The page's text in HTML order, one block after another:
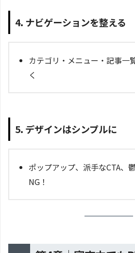
4. ナビゲーションを整える
カテゴリ・メニュー・記事一
く
5. デザインはシンプルに
ポップアップ、派手なCTA、
NG！